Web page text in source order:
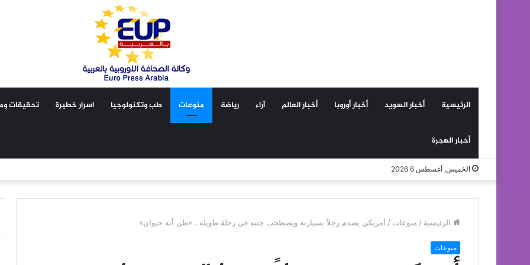
الرئيسية أخبار السويد أخبار أوروبا أخبار العالم آراء رياضة منوعات طب وتكنولوجيا اسرار خطيرة تحقيقات
أخبار الهجرة
الخميس, أغسطس 6 2026
الرئيسية / منوعات / أمريكي يصدم رجلاً بسيارته ويصطحب جثته في رحلة طويلة.. «ظن أنه حيوان»
منوعات